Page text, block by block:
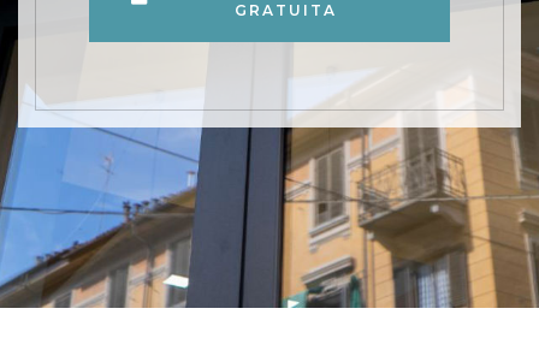
GRATUITA